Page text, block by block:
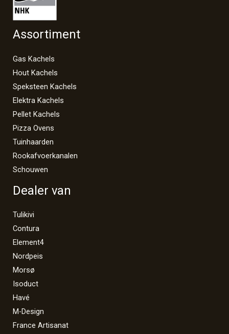
Assortiment
Gas Kachels
Hout Kachels
Speksteen Kachels
Elektra Kachels
Pellet Kachels
Pizza Ovens
Tuinhaarden
Rookafvoerkanalen
Schouwen
Dealer van
Tulikivi
Contura
Element4
Nordpeis
Morsø
Isoduct
Havé
M-Design
France Artisanat